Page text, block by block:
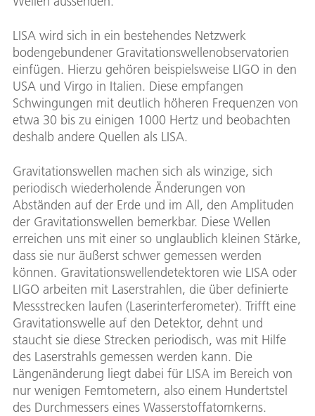
LISA wird sich in ein bestehendes Netzwerk
bodengebundener Gravitationswellenobservatorien
einfügen. Hierzu gehören beispielsweise LIGO in den
USA und Virgo in Italien. Diese empfangen
Schwingungen mit deutlich höheren Frequenzen von
etwa 30 bis zu einigen 1000 Hertz und beobachten
deshalb andere Quellen als LISA.
Gravitationswellen machen sich als winzige, sich
periodisch wiederholende Änderungen von
Abständen auf der Erde und im All, den Amplituden
der Gravitationswellen bemerkbar. Diese Wellen
erreichen uns mit einer so unglaublich kleinen Stärke,
dass sie nur äußerst schwer gemessen werden
können. Gravitationswellendetektoren wie LISA oder
LIGO arbeiten mit Laserstrahlen, die über definierte
Messstrecken laufen (Laserinterferometer). Trifft eine
Gravitationswelle auf den Detektor, dehnt und
staucht sie diese Strecken periodisch, was mit Hilfe
des Laserstrahls gemessen werden kann. Die
Längenänderung liegt dabei für LISA im Bereich von
nur wenigen Femtometern, also einem Hundertstel
des Durchmessers eines Wasserstoffatomkerns.